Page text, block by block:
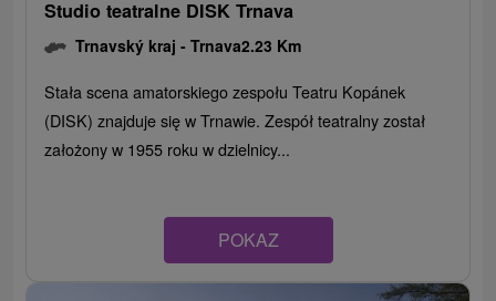
Studio teatralne DISK Trnava
Trnavský kraj -Trnava2.23 Km
Stała scena amatorskiego zespołu Teatru Kopánek
(DISK) znajduje się w Trnawie. Zespół teatralny został
założony w 1955 roku w dzielnicy...
POKAZ